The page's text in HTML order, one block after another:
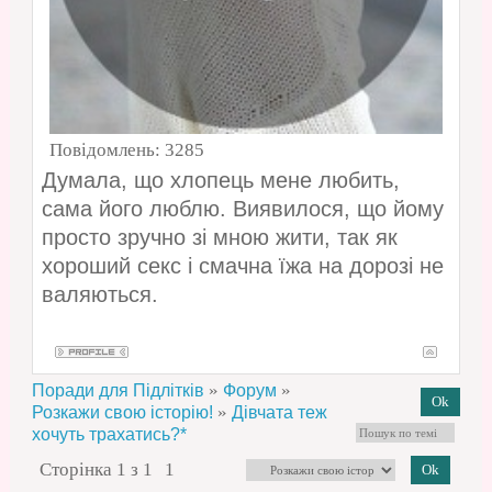
Повідомлень: 3285
Думала, що хлопець мене любить,
сама його люблю. Виявилося, що йому
просто зручно зі мною жити, так як
хороший секс і смачна їжа на дорозі не
валяються.
Поради для Підлітків » Форум »
Розкажи свою історію! » Дівчата теж
хочуть трахатись?*
Сторінка 1 з 1 1